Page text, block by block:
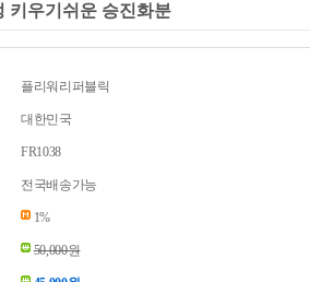
키우기쉬운 승진화분
플리워리퍼블릭
대한민국
FR1038
전국배송가능
1%
50,000원